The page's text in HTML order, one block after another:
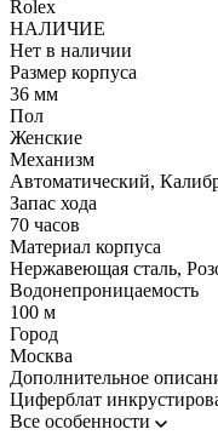
Rolex
НАЛИЧИЕ
Нет в наличии
Размер корпуса
36 мм
Пол
Женские
Механизм
Автоматический,
Запас хода
70 часов
Материал корпуса
Нержавеющая сталь,
Водонепроницаемость
100 м
Город
Москва
Дополнительное
Циферблат
Все особенности